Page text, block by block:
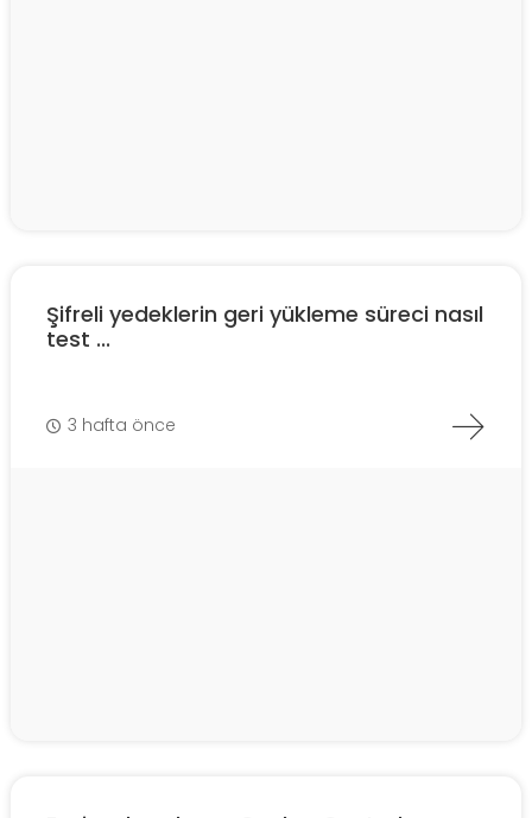
Şifreli yedeklerin geri yükleme süreci nasıl
test ...
3 hafta önce